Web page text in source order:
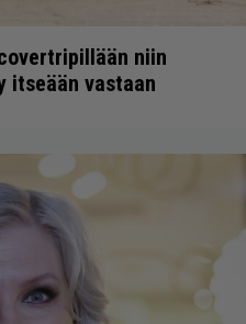
niin
itseään vastaan